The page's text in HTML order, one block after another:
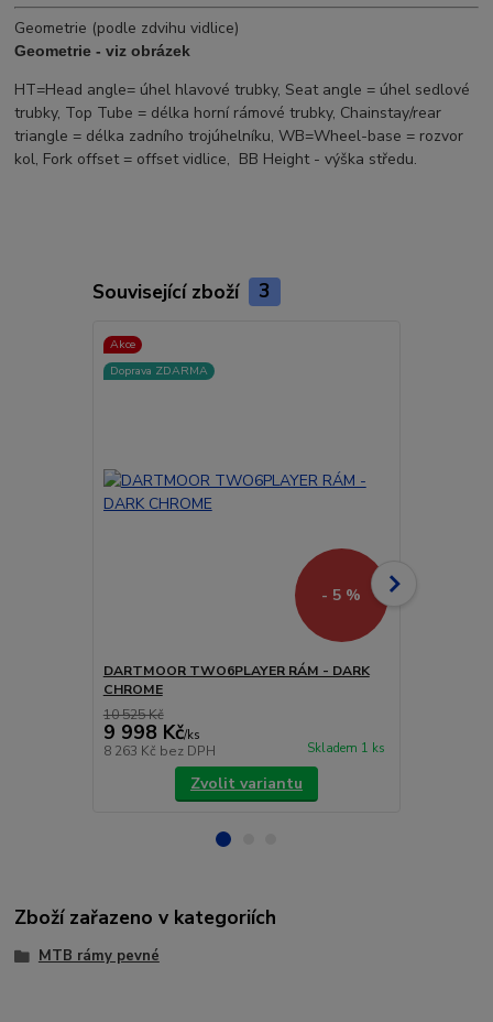
Geometrie (podle zdvihu vidlice)
Geometrie - viz obrázek
HT=Head angle= úhel hlavové trubky, Seat angle = úhel sedlové
trubky, Top Tube = délka horní rámové trubky, Chainstay/rear
triangle = délka zadního trojúhelníku, WB=Wheel-base = rozvor
kol, Fork offset = offset vidlice, BB Height - výška středu.
Související zboží 3
Akce
Doprava ZDARMA
- 5 %
DARTMOOR TWO6PLAYER RÁM - DARK
CHROME
10 525 Kč
9 998 Kč/ks
8 263 Kč bez DPH Skladem 1 ks
Zvolit variantu
Zboží zařazeno v kategoriích
MTB rámy pevné